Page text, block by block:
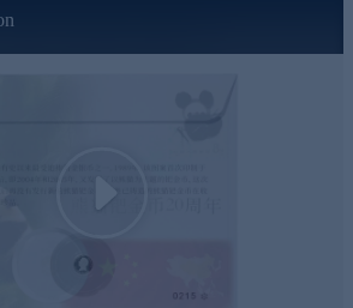
einer Palladium-Panda-Münze
zum Jubiläum des letzten Platin-Pandas
aus China: 20 Jahre letzter
Platin
Play